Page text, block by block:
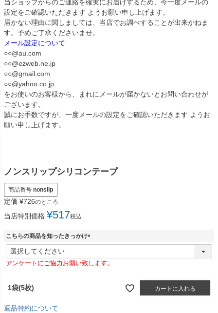
当ショップからのご連絡を確実にお届けするため、今一度メールの
設定をご確認いただきます ようお願い申し上げます。
届かない理由に関しましては、当店でお調べすることが出来かねま
す。予めご了承くださいませ。
メール設定について
○○@au.com
○○@ezweb.ne.jp
○○@gmail.com
○○@yahoo.co.jp
をお使いのお客様から、まれにメールが届かないとお問い合わせが
ございます。
誠にお手数ですが、一度メールの設定をご確認いただきます ようお
願い申し上げます。
ノンスリップシリコンテープ
商品番号 nonslip
定価 ¥726のところ
当店特別価格 ¥517税込
こちらの商品を知ったきっかけ
(
須
アンケートにご協力お願い致します。
1袋(5枚) カートに入れる
返品特約について